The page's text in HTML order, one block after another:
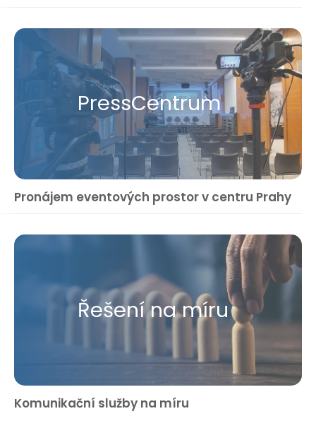
Press​Centrum
Pronájem eventových prostor v centru Prahy
Řešení na míru
Komunikační služby na míru